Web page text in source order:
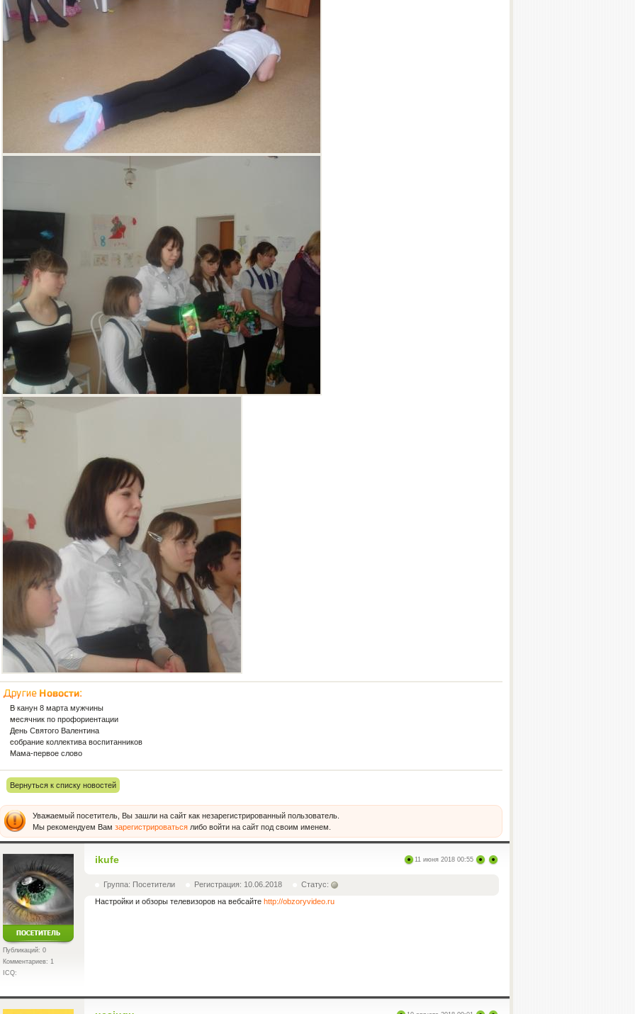
В канун 8 марта мужчины
месячник по профориентации
День Святого Валентина
собрание коллектива воспитанников
Мама-первое слово
Вернуться к списку новостей
Уважаемый посетитель, Вы зашли на сайт как незарегистрированный пользователь.
Мы рекомендуем Вам зарегистрироваться либо войти на сайт под своим именем.
Публикаций: 0
Комментариев: 1
ICQ:
11 июня 2018 00:55
ikufe
Группа: Посетители Регистрация: 10.06.2018
Статус:
Настройки и обзоры телевизоров на вебсайте http://obzoryvideo.ru